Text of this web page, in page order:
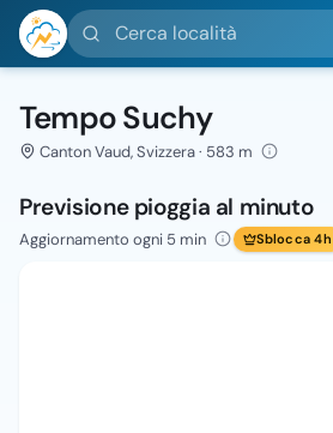
Cerca località
Tempo Suchy
Canton Vaud, Svizzera · 583 m
Previsione pioggia al minuto
Aggiornamento ogni 5 min Sblocca 4h